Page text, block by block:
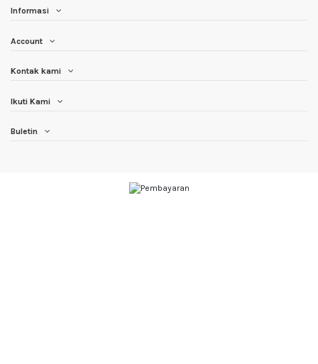
Informasi
Account
Kontak kami
Ikuti Kami
Buletin